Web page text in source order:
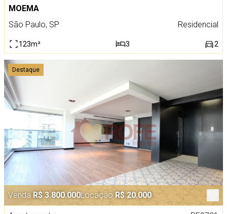
MOEMA
São Paulo, SP
Residencial
123m² 3 2
Destaque
Venda R$ 3.800.000Locação R$ 20.000